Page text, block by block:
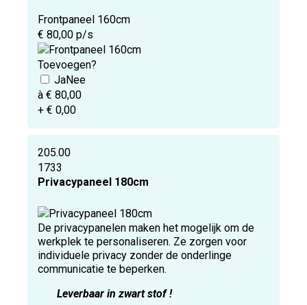
Frontpaneel 160cm
€ 80,00 p/s
Toevoegen?
à € 80,00
+ € 0,00
205.00
1733
Privacypaneel 180cm
De privacypanelen maken het mogelijk om de
werkplek te personaliseren. Ze zorgen voor
individuele privacy zonder de onderlinge
communicatie te beperken.
Leverbaar in zwart stof !